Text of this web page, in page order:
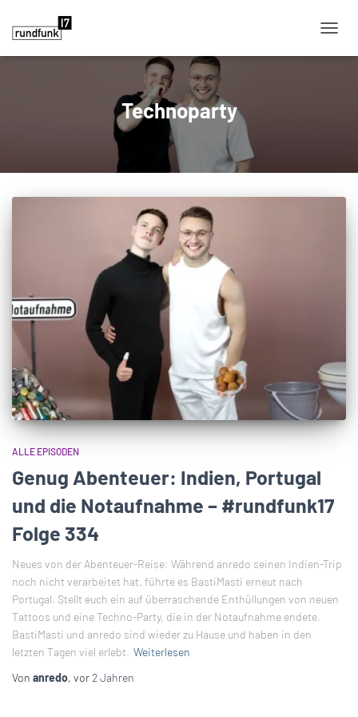
Technoparty
ALLE EPISODEN
Genug Abenteuer: Indien, Portugal
und die Notaufnahme – #rundfunk17
Folge 334
Neues von der Abenteuer-Reise: Während anredo seinen Indien-Trip
noch nicht verarbeitet hat, führte es BastiMasti erneut nach
Portugal. Stellt euch ein auf überraschende Enthüllungen von neuen
Tattoos und eine Techno-Party, die in der Notaufnahme endete.
BastiMasti und anredo sind wieder zu Hause und haben in den
letzten Tagen viel erlebt. Weiterlesen
Von anredo, vor 2 Jahren